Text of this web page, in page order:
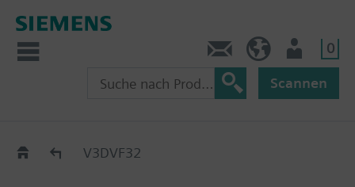
0
Scannen
Austauschhilfe
V3DVF32